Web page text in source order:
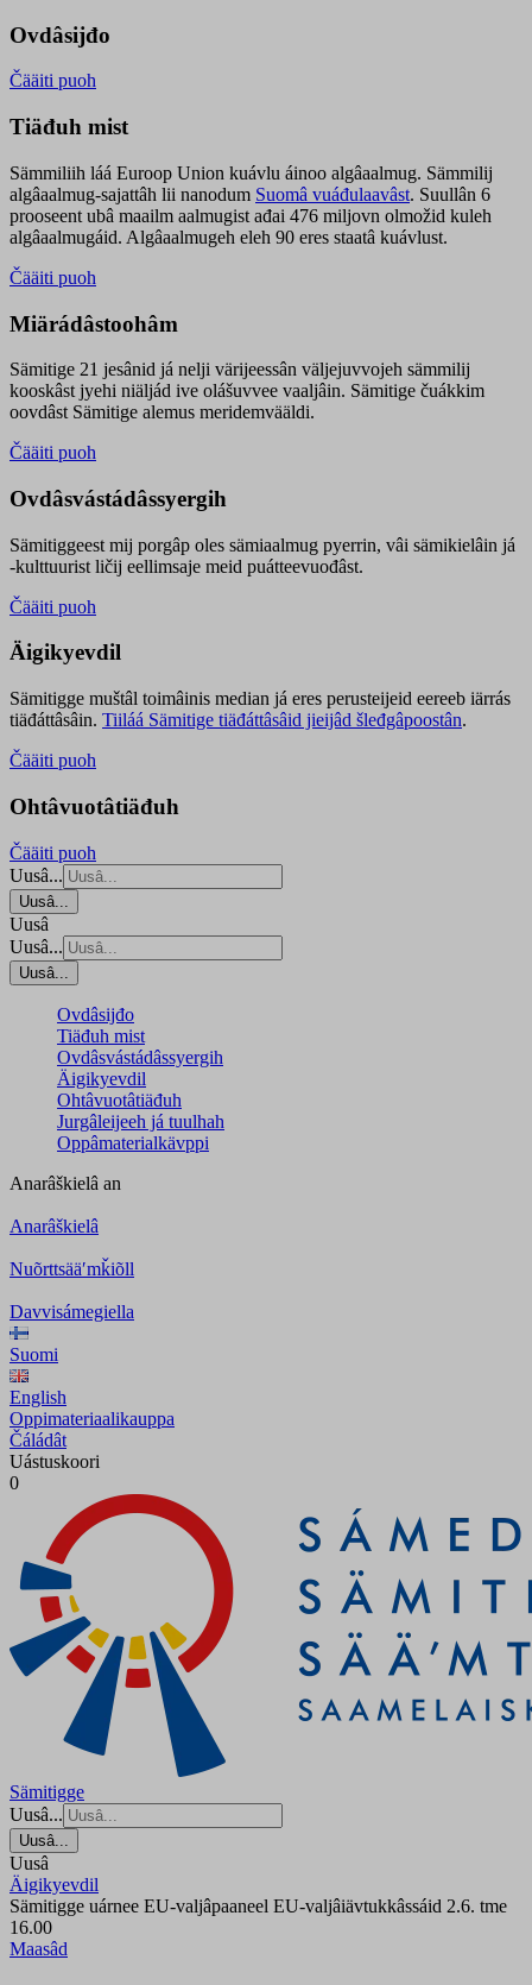
Ovdâsijđo
Čääiti puoh
Tiäđuh mist
Sämmiliih láá Euroop Union kuávlu áinoo algâaalmug. Sämmilij
algâaalmug-sajattâh lii nanodum Suomâ vuáđulaavâst. Suullân 6
prooseent ubâ maailm aalmugist ađai 476 miljovn olmožid kuleh
algâaalmugáid. Algâaalmugeh eleh 90 eres staatâ kuávlust.
Čääiti puoh
Miärádâstoohâm
Sämitige 21 jesânid já nelji värijeessân väljejuvvojeh sämmilij
kooskâst jyehi niäljád ive olášuvvee vaaljâin. Sämitige čuákkim
oovdâst Sämitige alemus meridemvääldi.
Čääiti puoh
Ovdâsvástádâssyergih
Sämitiggeest mij porgâp oles sämiaalmug pyerrin, vâi sämikielâin já
-kulttuurist ličij eellimsaje meid puátteevuođâst.
Čääiti puoh
Äigikyevdil
Sämitigge muštâl toimâinis median já eres perusteijeid eereeb iärrás
tiäđáttâsâin. Tiiláá Sämitige tiäđáttâsâid jieijâd šleđgâpoostân.
Čääiti puoh
Ohtâvuotâtiäđuh
Čääiti puoh
Uusâ...
Uusâ...
Uusâ
Uusâ...
Uusâ...
Ovdâsijđo
Tiäđuh mist
Ovdâsvástádâssyergih
Äigikyevdil
Ohtâvuotâtiäđuh
Jurgâleijeeh já tuulhah
Oppâmaterialkävppi
Anarâškielâ an
Anarâškielâ
Nuõrttsääʹmǩiõll
Davvisámegiella
Suomi
English
Oppimateriaalikauppa
Čáládât
Uástuskoori
0
Sämitigge
Uusâ...
Uusâ...
Uusâ
Äigikyevdil
Sämitigge uárnee EU-valjâpaaneel EU-valjâiävtukkâssáid 2.6. tme
16.00
Maasâd